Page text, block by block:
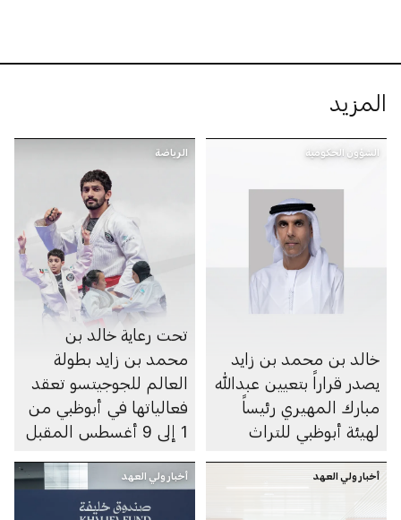
المزيد
الشؤون الحكومية
خالد بن محمد بن زايد
يصدر قراراً بتعيين عبدالله
مبارك المهيري رئيساً
لهيئة أبوظبي للتراث
الرياضة
تحت رعاية خالد بن
محمد بن زايد بطولة
العالم للجوجيتسو تعقد
فعالياتها في أبوظبي من
1 إلى 9 أغسطس المقبل
أخبار ولي العهد أخبار ولي العهد